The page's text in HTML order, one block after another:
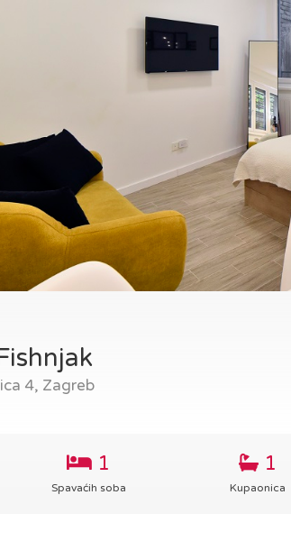
4, Zagreb
1
Spavaćih soba
1
Kupaonica